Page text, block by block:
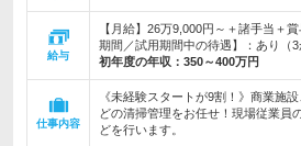
給与
【月給】26万9,000円～＋諸手当＋
期間／試用期間中の待遇】：あり（3
初年度の年収： 350～400万円
仕事内容
《未経験スタートが9割！》商業施
どの清掃管理をお任せ！現場従業員
どを行います。